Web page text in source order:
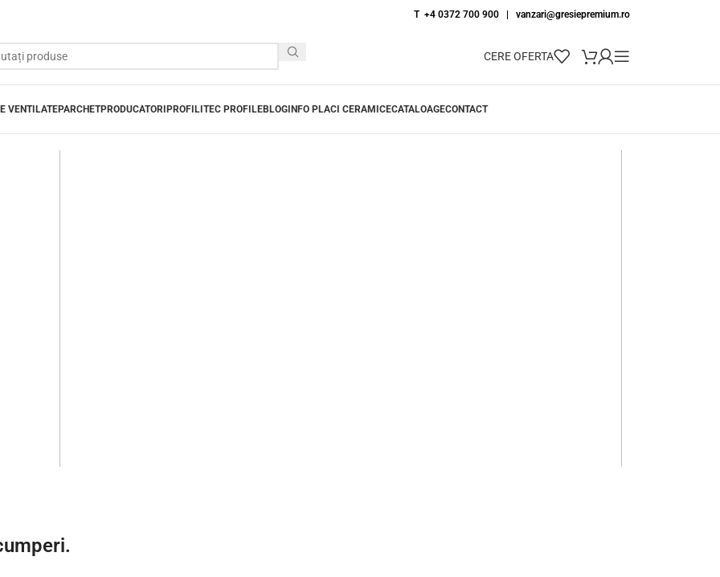
T +4 0372 700 900 | vanzari@gresiepremium.ro
CERE OFERTA
VENTILATEPARCHETPRODUCATORI PROFILITEC PROFILEBLOG INFO PLACI CERAMICECATALOAGECONTACT